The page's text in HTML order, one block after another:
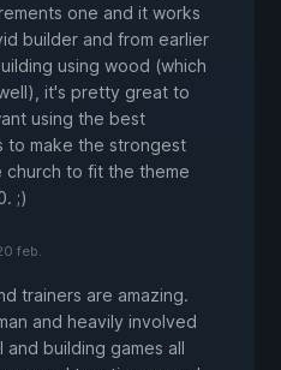
one and it works
builder and from earlier
using wood (which
it's pretty great to
using the best
to make the strongest
church to fit the theme
;)
feb.
trainers are amazing.
and heavily involved
and building games all